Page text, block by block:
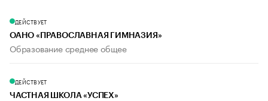
ДЕЙСТВУЕТ
ОАНО «ПРАВОСЛАВНАЯ ГИМНАЗИЯ»
Образование среднее общее
ДЕЙСТВУЕТ
ЧАСТНАЯ ШКОЛА «УСПЕХ»